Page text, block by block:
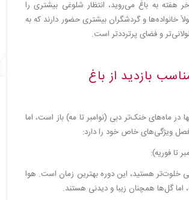
هفته به باغ می‌روید، انتظار شلوغی بیشتری را
خانواده‌ها و گردشگران بیشتری حضور دارند که به
و فضای پرترددتر است.
بازدید از باغ
در ماه‌های خنک‌تر دبی (نوامبر تا مه) باز است، اما
ویژگی‌های خاص خود را دارد:
تا فوریه):
خلوت‌تر هستید، این دوره بهترین زمان است. هوا
گل‌ها همچنان زیبا و دیدنی هستند.